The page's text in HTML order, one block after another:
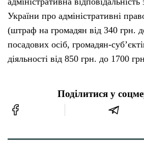
України про адміністративні
(штраф на громадян від 340 грн.
посадових осіб, громадян-
діяльності від 850 грн. до 1700
Поділитися у